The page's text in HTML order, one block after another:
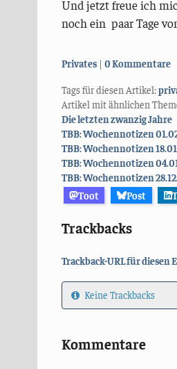
Und jetzt freue ich
noch ein paar Tage
Kategorien:
Privates 0 Kommentare
Tags für diesen Artikel:
Artikel mit ähnlichen
Die letzten zwanzig Jahre
TBB: Wochennotizen
TBB: Wochennotizen
TBB: Wochennotizen
TBB: Wochennotizen
Toot
Post
Trackbacks
Trackback-URL für diesen
Keine Trackbacks
Kommentare